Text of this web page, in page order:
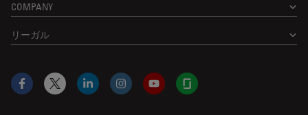
COMPANY
リーガル
Facebook
X LinkedInInstagramYouTubeGlassdoor